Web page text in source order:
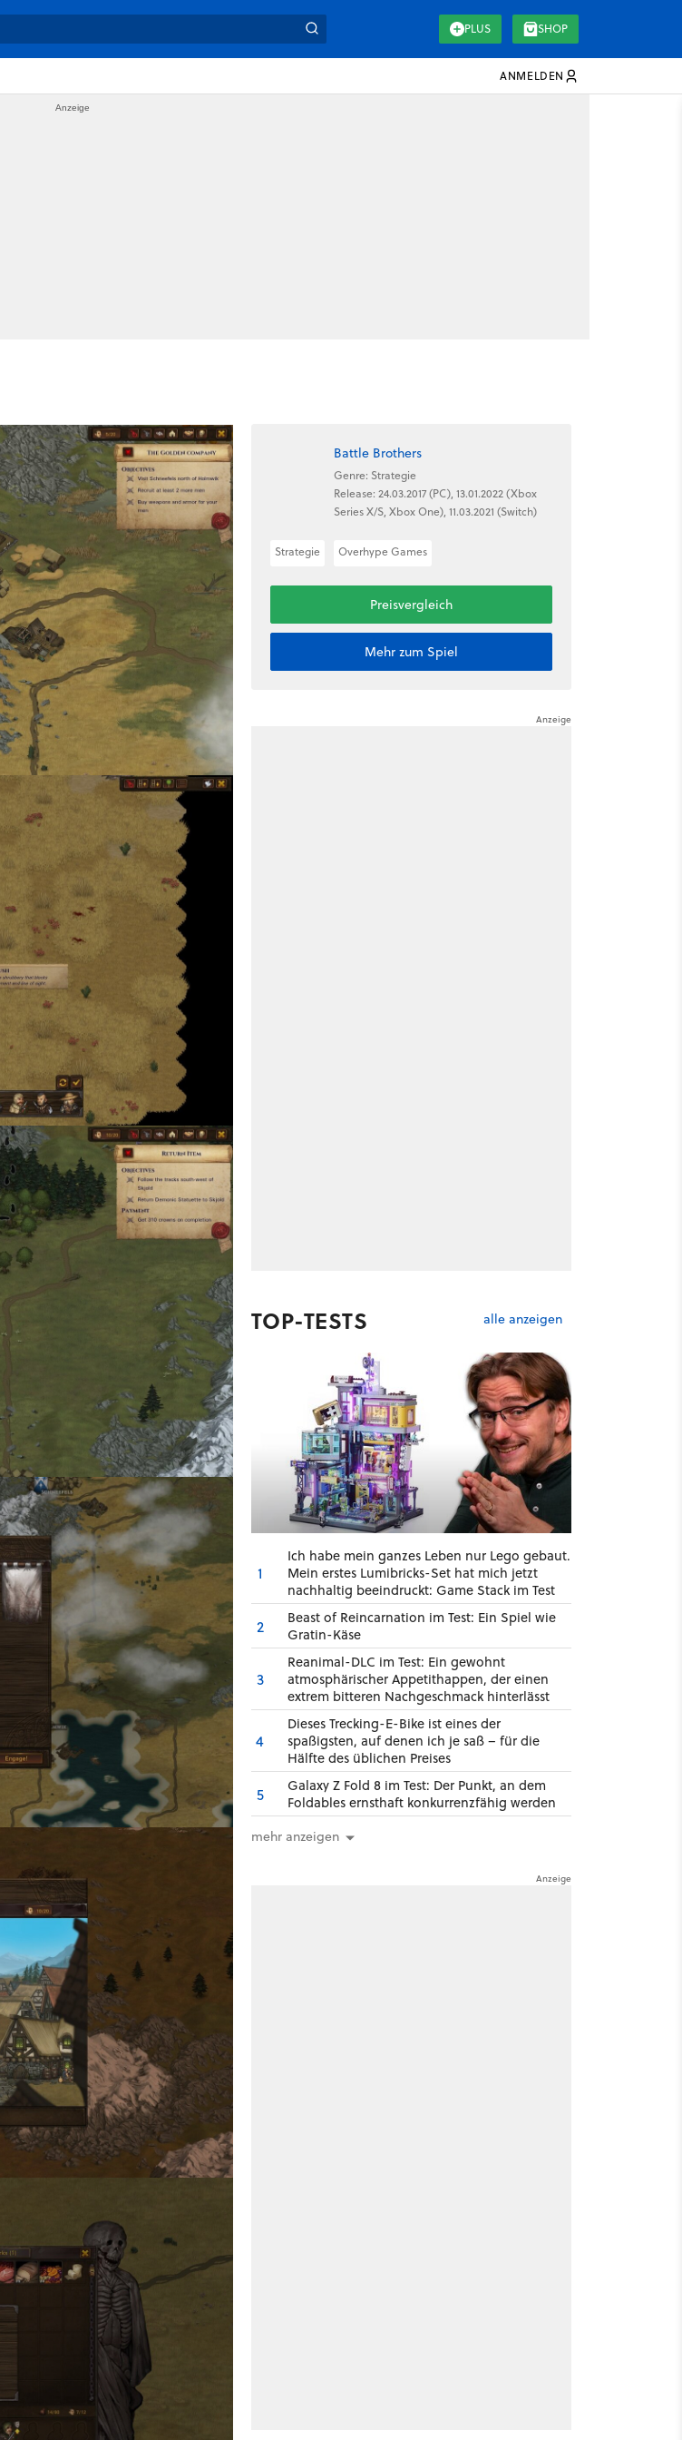
PLUS SHOP
ANMELDEN
Battle Brothers
Genre: Strategie
Release: 24.03.2017 (PC), 13.01.2022 (Xbox
Series X/S, Xbox One), 11.03.2021 (Switch)
Strategie Overhype Games
Preisvergleich
Mehr zum Spiel
TOP-TESTS alle anzeigen
1
Ich habe mein ganzes Leben nur Lego gebaut.
Mein erstes Lumibricks-Set hat mich jetzt
nachhaltig beeindruckt: Game Stack im Test
2
Beast of Reincarnation im Test: Ein Spiel wie
Gratin-Käse
3
Reanimal-DLC im Test: Ein gewohnt
atmosphärischer Appetithappen, der einen
extrem bitteren Nachgeschmack hinterlässt
4
Dieses Trecking-E-Bike ist eines der
spaßigsten, auf denen ich je saß – für die
Hälfte des üblichen Preises
5
Galaxy Z Fold 8 im Test: Der Punkt, an dem
Foldables ernsthaft konkurrenzfähig werden
mehr anzeigen